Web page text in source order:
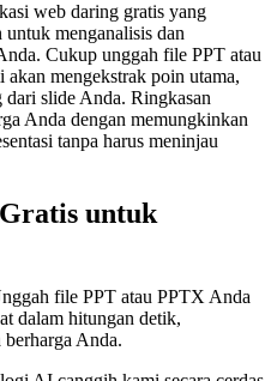
web daring gratis yang
menganalisis dan
Cukup unggah file PPT atau
mengekstrak poin utama,
slide Anda. Ringkasan
Anda dengan memungkinkan
tanpa harus meninjau
untuk
file PPT atau PPTX Anda
dalam hitungan detik,
Anda.